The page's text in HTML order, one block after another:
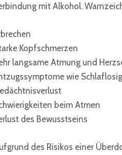
mit Alkohol.
Kopfschmerzen
langsame Atmung und
wie
beim Atmen
des Bewusstseins
des Risikos einer